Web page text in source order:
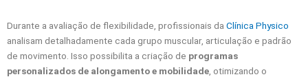
Durante a avaliação de flexibilidade, profissionais da Clínica Physico
analisam detalhadamente cada grupo muscular, articulação e padrão
de movimento. Isso possibilita a criação de programas
personalizados de alongamento e mobilidade , otimizando o